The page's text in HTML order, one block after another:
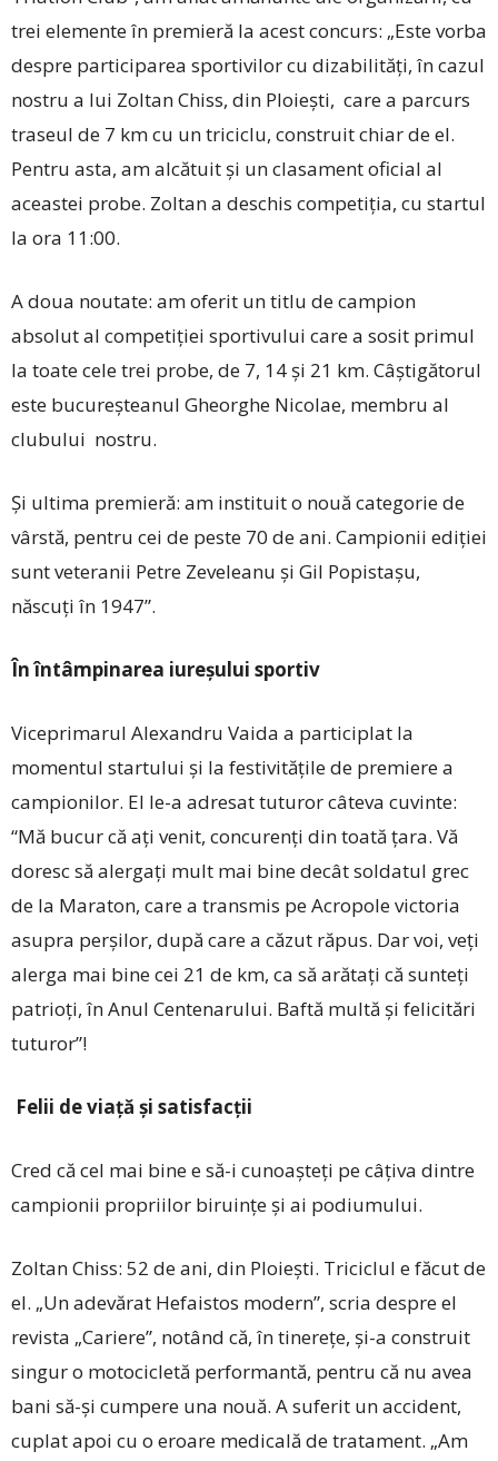
trei elemente în premieră la acest concurs: „Este vorba
despre participarea sportivilor cu dizabilităţi, în cazul
nostru a lui Zoltan Chiss, din Ploieşti, care a parcurs
traseul de 7 km cu un triciclu, construit chiar de el.
Pentru asta, am alcătuit şi un clasament oficial al
aceastei probe. Zoltan a deschis competiția, cu startul
la ora 11:00.
A doua noutate: am oferit un titlu de campion
absolut al competiţiei sportivului care a sosit primul
la toate cele trei probe, de 7, 14 şi 21 km. Câştigătorul
este bucureşteanul Gheorghe Nicolae, membru al
clubului nostru.
Şi ultima premieră: am instituit o nouă categorie de
vârstă, pentru cei de peste 70 de ani. Campionii ediţiei
sunt veteranii Petre Zeveleanu şi Gil Popistaşu,
născuţi în 1947”.
În întâmpinarea iureșului sportiv
Viceprimarul Alexandru Vaida a participlat la
momentul startului și la festivitățile de premiere a
campionilor. El le-a adresat tuturor câteva cuvinte:
“Mă bucur că aţi venit, concurenţi din toată ţara. Vă
doresc să alergaţi mult mai bine decât soldatul grec
de la Maraton, care a transmis pe Acropole victoria
asupra perșilor, după care a căzut răpus. Dar voi, veţi
alerga mai bine cei 21 de km, ca să arătaţi că sunteţi
patrioţi, în Anul Centenarului. Baftă multă și felicitări
tuturor”!
Felii de viață și satisfacții
Cred că cel mai bine e să-i cunoașteți pe câțiva dintre
campionii propriilor biruințe și ai podiumului.
Zoltan Chiss: 52 de ani, din Ploieşti. Triciclul e făcut de
el. „Un adevărat Hefaistos modern”, scria despre el
revista „Cariere”, notând că, în tinereţe, şi-a construit
singur o motocicletă performantă, pentru că nu avea
bani să-și cumpere una nouă. A suferit un accident,
cuplat apoi cu o eroare medicală de tratament. „Am